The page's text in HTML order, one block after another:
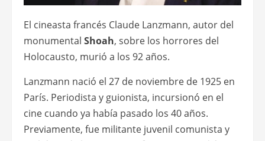
El cineasta francés Claude Lanzmann, autor del
monumental Shoah, sobre los horrores del
Holocausto, murió a los 92 años.
Lanzmann nació el 27 de noviembre de 1925 en
París. Periodista y guionista, incursionó en el
cine cuando ya había pasado los 40 años.
Previamente, fue militante juvenil comunista y